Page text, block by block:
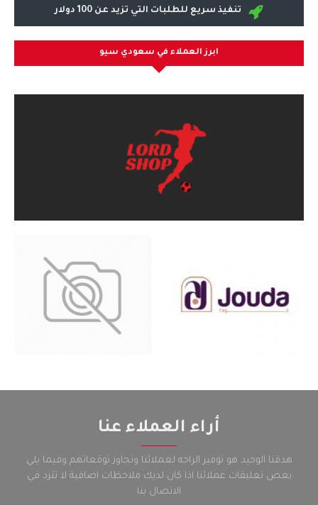
تنفيذ سريع للطلبات التي تزيد عن 100 دولار
ابرز العملاء في سعودي سيو
أراء العملاء عنا
هدفنا الوحيد هو توفير الراحه لعملائنا وتجاوز توقعاتهم وفيما يلي
بعض تعليقات عملائنا اذا كان لديك ملاحظات اضافية لا تترد في
الاتصال بنا